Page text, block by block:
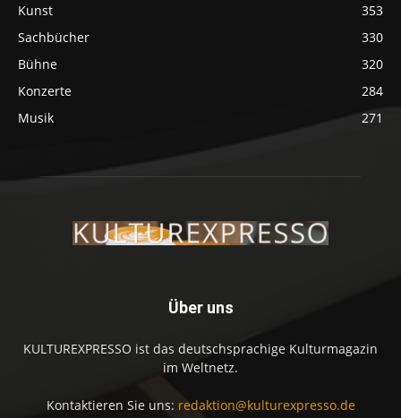
Kunst
353
Sachbücher
330
Bühne
320
Konzerte
284
Musik
271
Über uns
KULTUREXPRESSO ist das deutschsprachige Kulturmagazin
im Weltnetz.
Kontaktieren Sie uns: redaktion@kulturexpresso.de